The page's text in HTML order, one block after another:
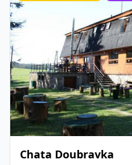
Chata Doubravka